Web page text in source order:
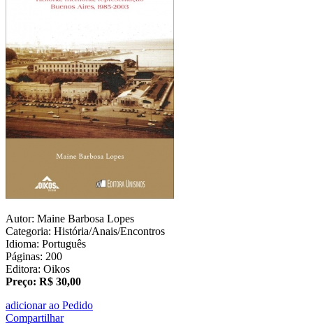
Autor: Maine Barbosa Lopes
Categoria: História/Anais/Encontros
Idioma: Português
Páginas: 200
Editora: Oikos
Preço: R$ 30,00
adicionar ao Pedido
Compartilhar